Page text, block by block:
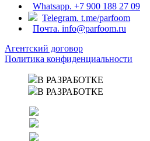
Whatsapp. +7 900 188 27 09
Telegram. t.me/parfoom
Почта. info@parfoom.ru
Агентский договор
Политика конфиденциальности
В РАЗРАБОТКЕ
В РАЗРАБОТКЕ